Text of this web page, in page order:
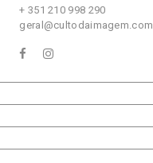
+ 351 210 998 290
geral@cultodaimagem.com